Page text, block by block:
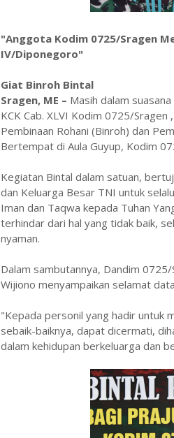
"Anggota Kodim 0725/Sragen
IV/Diponegoro"
Giat Binroh Bintal
Sragen, ME – Masih dalam
KCK Cab. XLVI Kodim 0725/
Pembinaan Rohani (Binroh) dan
Bertempat di Aula Guyup, Kodim
Kegiatan Bintal dalam satuan,
dan Keluarga Besar TNI untuk
Iman dan Taqwa kepada Tuhan
terhindar dari hal yang tidak baik,
nyaman.
Dalam sambutannya, Dandim
Wijiono menyampaikan selamat
"Kepada personil yang hadir untuk
sebaik-baiknya, dapat dicermati,
dalam kehidupan berkeluarga dan